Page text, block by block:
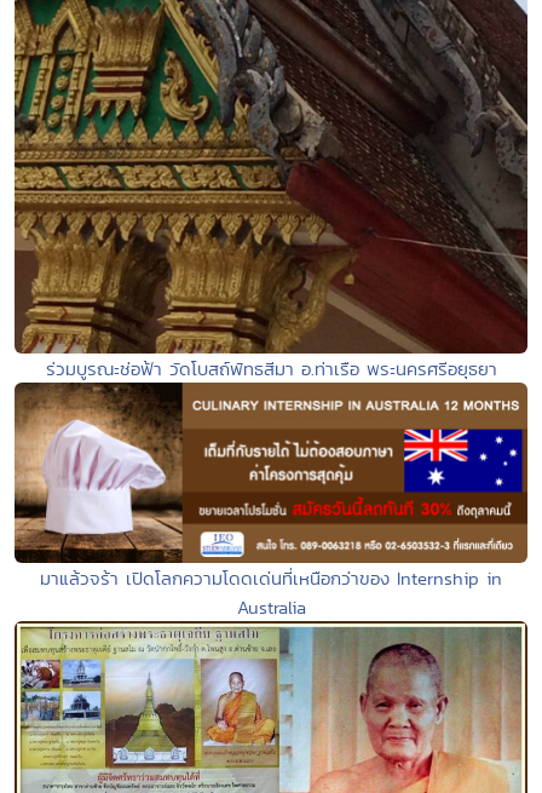
ร่วมบูรณะช่อฟ้า วัดโบสถ์พัทธสีมา อ.ท่าเรือ พระนครศรีอยุธยา
มาแล้วจร้า เปิดโลกความโดดเด่นที่เหนือกว่าของ Internship in
Australia